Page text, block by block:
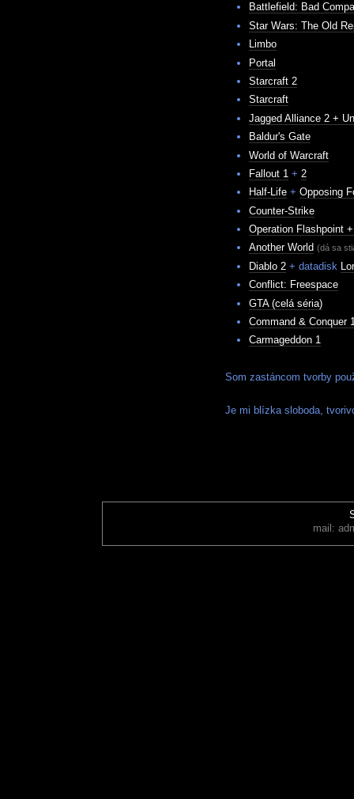
Battlefield: Bad
Star Wars: The Old
Limbo
Portal
Starcraft 2
Starcraft
Jagged Alliance 2 +
Baldur's Gate
World of Warcraft
Fallout 1 + 2
Half-Life+ Opposing
Counter-Strike
Operation Flashpoint
Another World (dá sa
Diablo 2+ datadisk
Conflict: Freespace
GTA (celá séria)
Command & Conquer
Carmageddon 1
Som zastáncom tvorby
Je mi blízka sloboda,
mail: